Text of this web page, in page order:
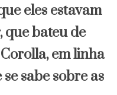
eles estavam
que bateu de
em linha
sabe sobre as